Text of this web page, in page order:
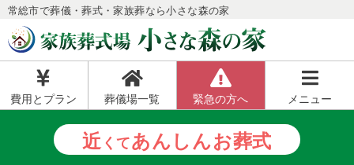
常総市で葬儀・葬式・家族葬なら小さな森の家
費用とプラン 葬儀場一覧 緊急の方へ メニュー
近 くてあんしんお葬式